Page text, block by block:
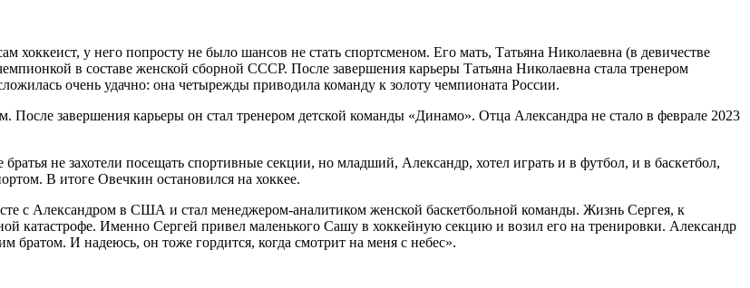
хоккеист, у него попросту не было шансов не стать спортсменом. Его мать, Татьяна Николаевна (в девичестве
в составе женской сборной СССР. После завершения карьеры Татьяна Николаевна стала тренером
очень удачно: она четырежды приводила команду к золоту чемпионата России.
завершения карьеры он стал тренером детской команды «Динамо». Отца Александра не стало в феврале 2023
не захотели посещать спортивные секции, но младший, Александр, хотел играть и в футбол, и в баскетбол,
В итоге Овечкин остановился на хоккее.
с Александром в США и стал менеджером-аналитиком женской баскетбольной команды. Жизнь Сергея, к
катастрофе. Именно Сергей привел маленького Сашу в хоккейную секцию и возил его на тренировки. Александр
братом. И надеюсь, он тоже гордится, когда смотрит на меня с небес».